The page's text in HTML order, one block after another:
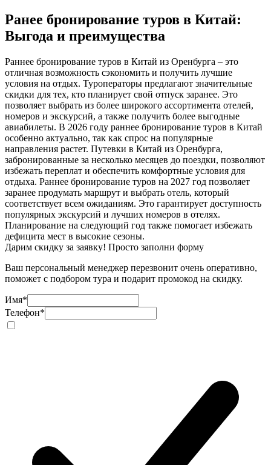
Ранее бронирование туров в Китай:
Выгода и преимущества
Раннее бронирование туров в Китай из Оренбурга – это
отличная возможность сэкономить и получить лучшие
условия на отдых. Туроператоры предлагают значительные
скидки для тех, кто планирует свой отпуск заранее. Это
позволяет выбрать из более широкого ассортимента отелей,
номеров и экскурсий, а также получить более выгодные
авиабилеты. В 2026 году раннее бронирование туров в Китай
особенно актуально, так как спрос на популярные
направления растет. Путевки в Китай из Оренбурга,
забронированные за несколько месяцев до поездки, позволяют
избежать переплат и обеспечить комфортные условия для
отдыха. Раннее бронирование туров на 2027 год позволяет
заранее продумать маршрут и выбрать отель, который
соответствует всем ожиданиям. Это гарантирует доступность
популярных экскурсий и лучших номеров в отелях.
Планирование на следующий год также помогает избежать
дефицита мест в высокие сезоны.
Дарим скидку за заявку! Просто заполни форму
Ваш персональный менеджер перезвонит очень оперативно,
поможет с подбором тура и подарит промокод на скидку.
Имя*
Телефон*